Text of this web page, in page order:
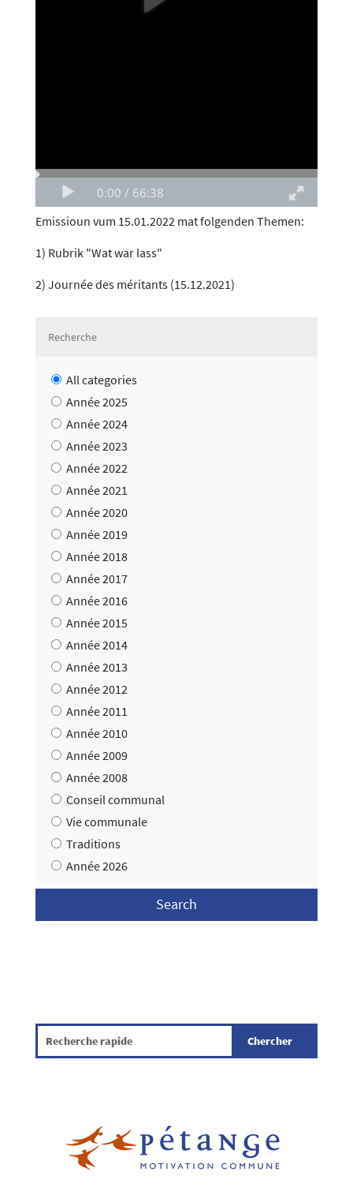
Emissioun vum 15.01.2022 mat folgenden Themen:
1) Rubrik "Wat war lass"
2) Journée des méritants (15.12.2021)
All categories
Année 2025
Année 2024
Année 2023
Année 2022
Année 2021
Année 2020
Année 2019
Année 2018
Année 2017
Année 2016
Année 2015
Année 2014
Année 2013
Année 2012
Année 2011
Année 2010
Année 2009
Année 2008
Conseil communal
Vie communale
Traditions
Année 2026